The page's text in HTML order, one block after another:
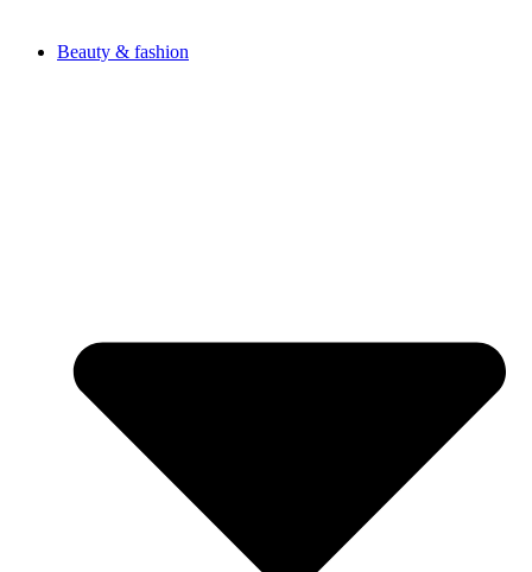
Beauty & fashion